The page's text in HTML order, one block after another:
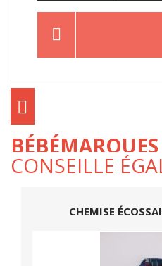
BÉBÉMARQUES
CONSEILLE
CHEMISE